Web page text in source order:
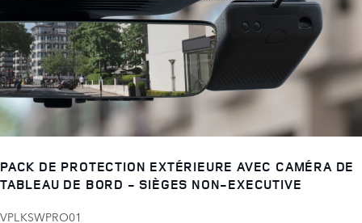
PACK DE PROTECTION EXTÉRIEURE AVEC CAMÉRA DE
TABLEAU DE BORD - SIÈGES NON-EXECUTIVE
VPLKSWPRO01